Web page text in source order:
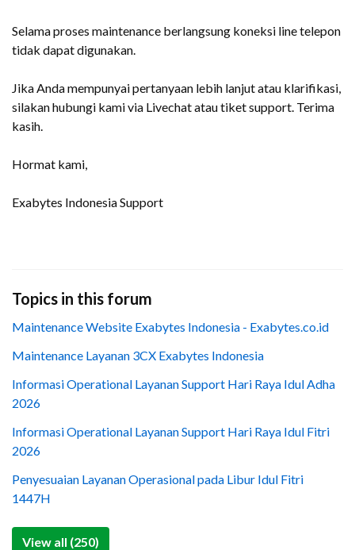
Selama proses maintenance berlangsung koneksi line telepon
tidak dapat digunakan.
Jika Anda mempunyai pertanyaan lebih lanjut atau klarifikasi,
silakan hubungi kami via Livechat atau tiket support. Terima
kasih.
Hormat kami,
Exabytes Indonesia Support
Topics in this forum
Maintenance Website Exabytes Indonesia - Exabytes.co.id
Maintenance Layanan 3CX Exabytes Indonesia
Informasi Operational Layanan Support Hari Raya Idul Adha
2026
Informasi Operational Layanan Support Hari Raya Idul Fitri
2026
Penyesuaian Layanan Operasional pada Libur Idul Fitri
1447H
View all (250)